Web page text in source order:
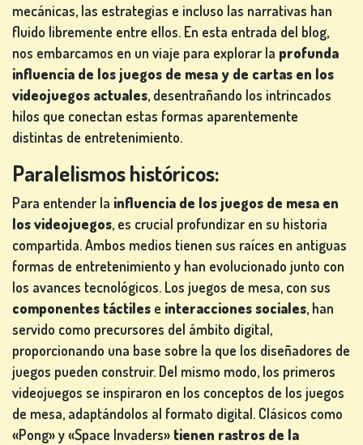
JUEGOS
DE
CARTAS
JUEGOS
DE
LOTERÍA
JUEGOS
DE
MESA
mecánicas, las estrategias e incluso las narrativas han
fluido libremente entre ellos. En esta entrada del blog,
nos embarcamos en un viaje para explorar la profunda
influencia de los juegos de mesa y de cartas en los
videojuegos actuales, desentrañando los intrincados
hilos que conectan estas formas aparentemente
distintas de entretenimiento.
Paralelismos históricos:
Para entender la influencia de los juegos de mesa en
los videojuegos, es crucial profundizar en su historia
compartida. Ambos medios tienen sus raíces en antiguas
formas de entretenimiento y han evolucionado junto con
los avances tecnológicos. Los juegos de mesa, con sus
componentes táctiles e interacciones sociales, han
servido como precursores del ámbito digital,
proporcionando una base sobre la que los diseñadores de
juegos pueden construir. Del mismo modo, los primeros
videojuegos se inspiraron en los conceptos de los juegos
de mesa, adaptándolos al formato digital. Clásicos como
«Pong» y «Space Invaders» tienen rastros de la